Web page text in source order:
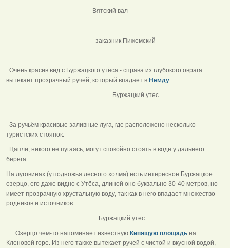
Вятский вал
заказник Пижемский
Очень красив вид с Буржацкого утёса - справа из глубокого оврага
вытекает прозрачный ручей, который впадает в Немду.
Буржацкий утес
За ручьём красивые заливные луга, где расположено несколько
туристских стоянок.
Цапли, никого не пугаясь, могут спокойно стоять в воде у дальнего
берега.
На луговинах (у подножья лесного холма) есть интересное Буржацкое
озерцо, его даже видно с Утёса, длиной оно буквально 30-40 метров, но
имеет прозрачную хрустальную воду, так как в него впадает множество
родников и источников.
Буржацкий утес
Озерцо чем-то напоминает известную Кипящую площадь на
Кленовой горе. Из него также вытекает ручей с чистой и вкусной водой,